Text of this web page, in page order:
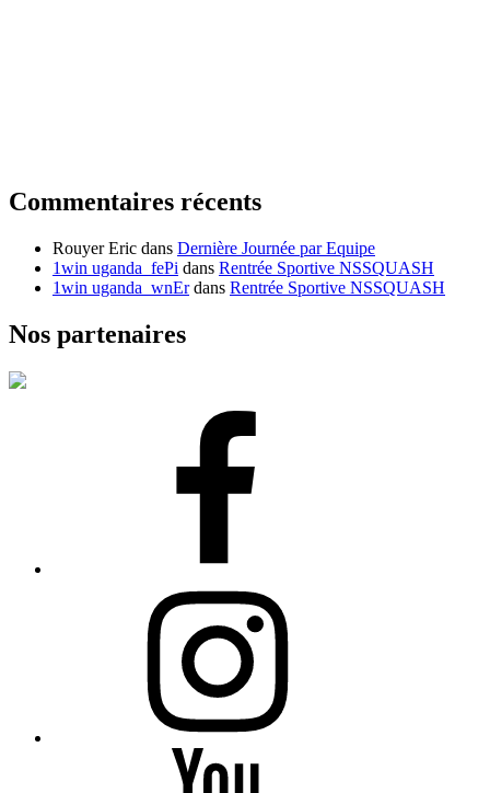
Commentaires récents
Rouyer Eric dans Dernière Journée par Equipe
1win uganda_fePi dans Rentrée Sportive NSSQUASH
1win uganda_wnErdans Rentrée Sportive NSSQUASH
Nos partenaires